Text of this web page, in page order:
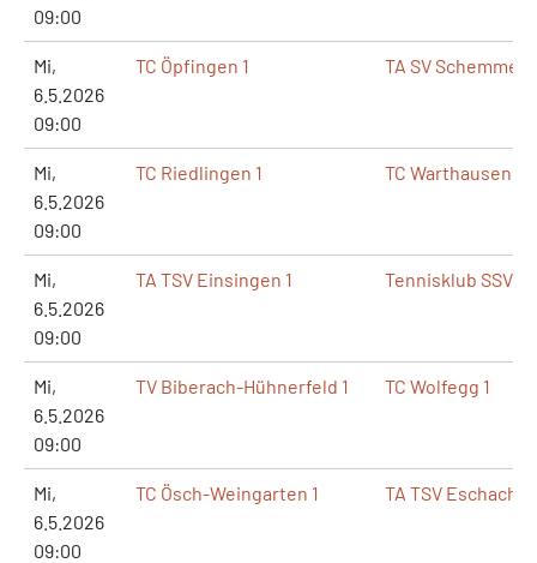
09:00
Mi,
6.5.2026
09:00
TC Öpfingen 1 TA SV
Mi,
6.5.2026
09:00
TC Riedlingen 1 TC Warthausen 1
Mi,
6.5.2026
09:00
TA TSV Einsingen 1 Tennisklub SSV
Mi,
6.5.2026
09:00
TV Biberach-Hühnerfeld 1 TC Wolfegg 1
Mi,
6.5.2026
09:00
TC Ösch-Weingarten 1 TA TSV Eschach 1